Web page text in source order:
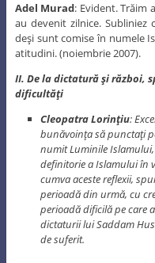
Adel Murad: Evident. Trăim
au devenit zilnice.
deşi sunt comise în numele
atitudini. (noiembrie 2007).
II. De la dictatură şi război,
dificultăţi
Cleopatra Lorinţiu:
bunăvoinţa să punctaţi
numit Luminile Islamului,
definitorie a Islamului în
cumva aceste reflexii,
perioadă din urmă, cu
perioadă dificilă pe care
dictaturii lui Saddam
de suferit.